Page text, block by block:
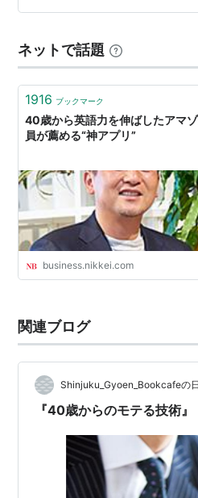
水泳のメリットデメリット▶ラ
ネットで話題
1916 ブックマーク
40歳から英語力を伸ばしたアマ
員が薦める“神アプリ”
business.nikkei.com
関連ブログ
Shinjuku_Gyoen_Bookcafeの
『40歳からのモテる技術